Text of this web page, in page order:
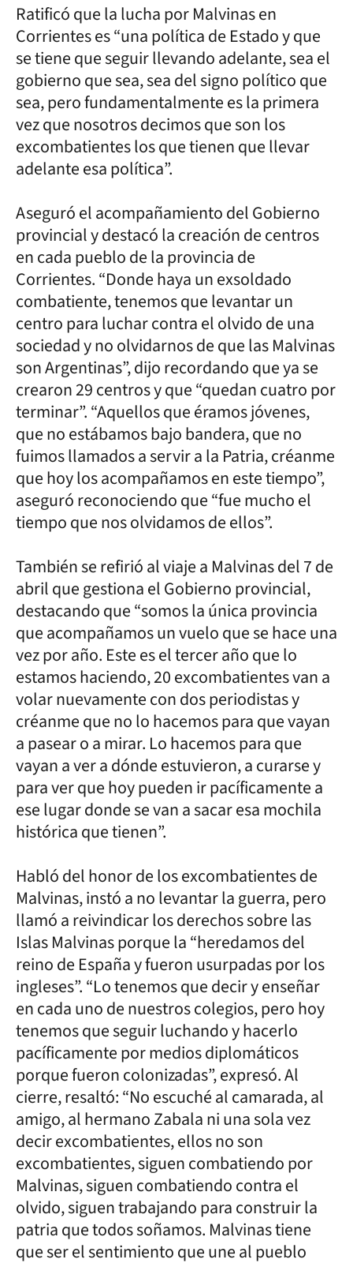
Ratificó que la lucha por Malvinas en
Corrientes es “una política de Estado y que
se tiene que seguir llevando adelante, sea el
gobierno que sea, sea del signo político que
sea, pero fundamentalmente es la primera
vez que nosotros decimos que son los
excombatientes los que tienen que llevar
adelante esa política”.
Aseguró el acompañamiento del Gobierno
provincial y destacó la creación de centros
en cada pueblo de la provincia de
Corrientes. “Donde haya un exsoldado
combatiente, tenemos que levantar un
centro para luchar contra el olvido de una
sociedad y no olvidarnos de que las Malvinas
son Argentinas”, dijo recordando que ya se
crearon 29 centros y que “quedan cuatro por
terminar”. “Aquellos que éramos jóvenes,
que no estábamos bajo bandera, que no
fuimos llamados a servir a la Patria, créanme
que hoy los acompañamos en este tiempo”,
aseguró reconociendo que “fue mucho el
tiempo que nos olvidamos de ellos”.
También se refirió al viaje a Malvinas del 7 de
abril que gestiona el Gobierno provincial,
destacando que “somos la única provincia
que acompañamos un vuelo que se hace una
vez por año. Este es el tercer año que lo
estamos haciendo, 20 excombatientes van a
volar nuevamente con dos periodistas y
créanme que no lo hacemos para que vayan
a pasear o a mirar. Lo hacemos para que
vayan a ver a dónde estuvieron, a curarse y
para ver que hoy pueden ir pacíficamente a
ese lugar donde se van a sacar esa mochila
histórica que tienen”.
Habló del honor de los excombatientes de
Malvinas, instó a no levantar la guerra, pero
llamó a reivindicar los derechos sobre las
Islas Malvinas porque la “heredamos del
reino de España y fueron usurpadas por los
ingleses”. “Lo tenemos que decir y enseñar
en cada uno de nuestros colegios, pero hoy
tenemos que seguir luchando y hacerlo
pacíficamente por medios diplomáticos
porque fueron colonizadas”, expresó. Al
cierre, resaltó: “No escuché al camarada, al
amigo, al hermano Zabala ni una sola vez
decir excombatientes, ellos no son
excombatientes, siguen combatiendo por
Malvinas, siguen combatiendo contra el
olvido, siguen trabajando para construir la
patria que todos soñamos. Malvinas tiene
que ser el sentimiento que une al pueblo